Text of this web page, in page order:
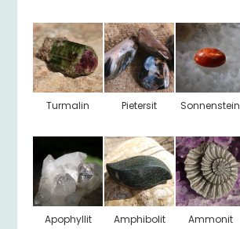
Turmalin Pietersit Sonnenstein
Apophyllit Amphibolit Ammonit